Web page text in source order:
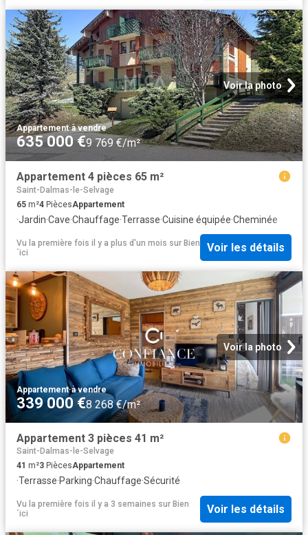
Voir la photo
Appartement·à vendre
635 000 €9 769 €/m²
Appartement 4 pièces 65 m²
Saint-Dalmas-le-Selvage
65 m²4 PiècesAppartement
·Jardin·Cave·Chauffage·Terrasse·Cuisine équipée·Cheminée
Vu la première fois il y a plus d'un mois sur Bien
´ici
Voir les détails
Voir la photo
Appartement·à vendre
339 000 €8 268 €/m²
Appartement 3 pièces 41 m²
Saint-Dalmas-le-Selvage
41 m²3 PiècesAppartement
·Terrasse·Parking·Chauffage·Sécurité
Vu la première fois il y a 3 semaines sur Bien
´ici
Voir les détails